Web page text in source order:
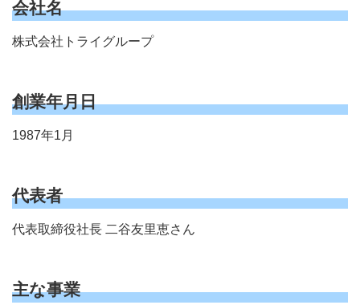
会社名
株式会社トライグループ
創業年月日
1987年1月
代表者
代表取締役社長 二谷友里恵さん
主な事業